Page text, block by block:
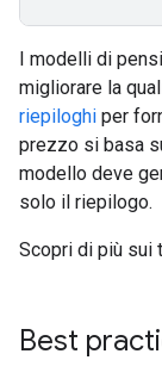
I modelli di
migliorare la
riepiloghi per
prezzo si basa
modello deve
solo il riepilogo.
Scopri di più sui
Best